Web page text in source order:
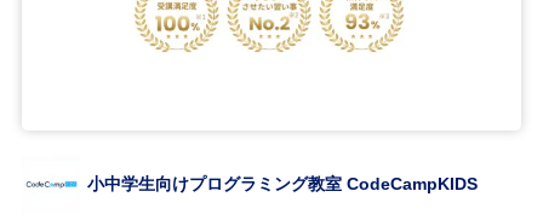
小中学生向けプログラミング教室 CodeCampKIDS